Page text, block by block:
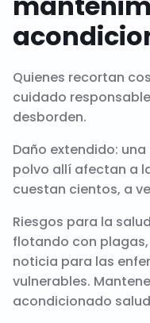
Quienes recortan
cuidado
desborden.
Daño extendido:
polvo allí afectan a
cuestan cientos, a
Riesgos para la
flotando con
noticia para las
vulnerables.
acondicionado